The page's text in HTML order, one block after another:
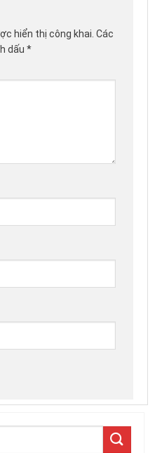
hiển thị công khai. Các
dấu *